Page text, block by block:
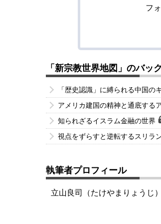
フ
「新宗教世界地図」のバッ
「歴史認識」に縛られる中国の
アメリカ建国の精神と通底する
知られざるイスラム金融の世界
視点をずらすと逆転するスリラ
執筆者プロフィール
立山良司（たけやまりょうじ）